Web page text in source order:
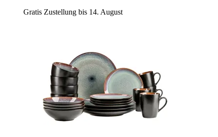
Gratis Zustellung bis 14. August